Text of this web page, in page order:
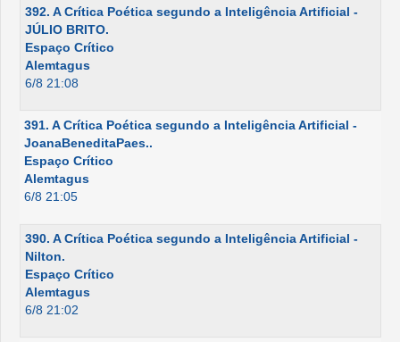
392. A Crítica Poética segundo a Inteligência Artificial -
JÚLIO BRITO.
Espaço Crítico
Alemtagus
6/8 21:08
391. A Crítica Poética segundo a Inteligência Artificial -
JoanaBeneditaPaes..
Espaço Crítico
Alemtagus
6/8 21:05
390. A Crítica Poética segundo a Inteligência Artificial -
Nilton.
Espaço Crítico
Alemtagus
6/8 21:02